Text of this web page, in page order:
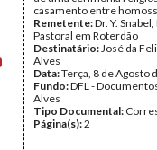
casamento entre
Remetente:Dr. Y.
Pastoral em Roterdão
Destinatário:José da
Alves
Data:Terça, 8 de Agosto
Fundo:DFL -
Alves
Tipo Documental:
Página(s):2